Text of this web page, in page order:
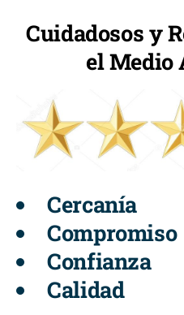
Cuidadosos y
el Medio
Cercanía
Compromiso
Confianza
Calidad